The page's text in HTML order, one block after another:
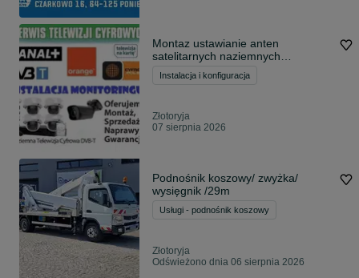
Montaz ustawianie anten
satelitarnych naziemnych
monitoring Złotoryja
Instalacja i konfiguracja
Złotoryja
07 sierpnia 2026
Podnośnik koszowy/ zwyżka/
wysięgnik /29m
Usługi - podnośnik koszowy
Złotoryja
Odświeżono dnia 06 sierpnia 2026